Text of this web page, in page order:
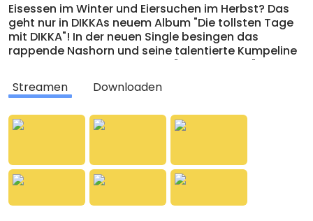
Eisessen im Winter und Eiersuchen im Herbst? Das
geht nur in DIKKAs neuem Album "Die tollsten Tage
mit DIKKA"! In der neuen Single besingen das
rappende Nashorn und seine talentierte Kumpeline
Esther Graf das Karussell der "Jahreszeiten", bei
dem auch im Sommer Schlitten gefahren werden
kann. Eine fröhliche Hymne, mit der jeder positiv
Streamen Downloaden